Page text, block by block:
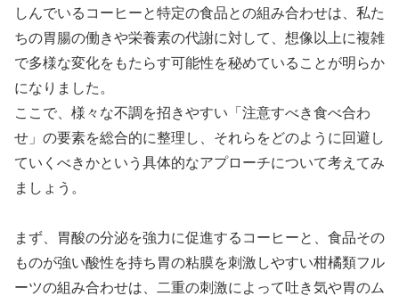
しんでいるコーヒーと特定の食品との組み合わせは、私た
ちの胃腸の働きや栄養素の代謝に対して、想像以上に複雑
で多様な変化をもたらす可能性を秘めていることが明らか
になりました。
ここで、様々な不調を招きやすい「注意すべき食べ合わ
せ」の要素を総合的に整理し、それらをどのように回避し
ていくべきかという具体的なアプローチについて考えてみ
ましょう。
まず、胃酸の分泌を強力に促進するコーヒーと、食品その
ものが強い酸性を持ち胃の粘膜を刺激しやすい柑橘類フル
ーツの組み合わせは、二重の刺激によって吐き気や胃のム